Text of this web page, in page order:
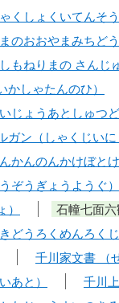
くしょくいてんそう
のおおやまみちどう
もねりまの さんじ
しゃたんのひ）
じょうあとしゅつど
ン（しゃくじい
かんのんかけぼとけ
ぞうぎょうようぐ）
石幢七面
どうろくめんろく
千川家文書 （
あと）
千川